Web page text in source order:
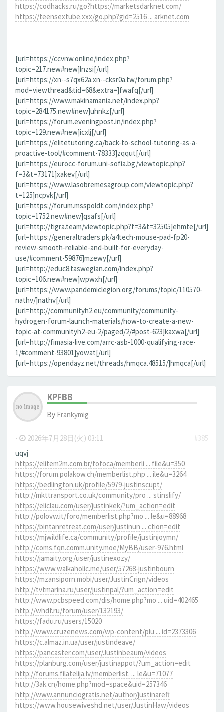
https://codhacks.ru/go?https://marketsdarknet.com/
https://teensextube.xxx/go.php?gid=2516 ... arknet.com
[url=https://ccvnw.online/index.php?
topic=217.new#new]lnzsi[/url]
[url=https://xn--s7qx62a.xn--cksr0a.tw/forum.php?
mod=viewthread&tid=68&extra=]fwafq[/url]
[url=https://www.makinamania.net/index.php?
topic=284175.new#new]uhnkz[/url]
[url=https://forum.eveningpost.in/index.php?
topic=129.new#new]icxlj[/url]
[url=https://elitetutoring.ca/back-to-school-tutoring-as-a-
proactive-tool/#comment-78333]zqqut[/url]
[url=https://eurocc-forum.uni-sofia.bg/viewtopic.php?
f=3&t=73171]xakev[/url]
[url=https://www.lasobremesagroup.com/viewtopic.php?
t=125]ncpvk[/url]
[url=https://forum.msspoldt.com/index.php?
topic=1752.new#new]qsafs[/url]
[url=http://tigra.team/viewtopic.php?f=3&t=32505]ehmte[/url]
[url=https://generaltraders.pk/a4tech-mouse-pad-fp20-
review-smooth-reliable-and-built-for-everyday-
use/#comment-59876]mzewy[/url]
[url=http://educ8.taswegian.com/index.php?
topic=106.new#new]wpwxh[/url]
[url=https://www.pandemiclegion.org/forums/topic/110570-
nathv/]nathv[/url]
[url=http://communityh2.eu/community/community-
hydrogen-forum-launch-materials/how-to-create-a-new-
topic-at-communityh2-eu-2/paged/2/#post-623]kaxwa[/url]
[url=http://fimasia-live.com/arrc-asb-1000-qualifying-race-
1/#comment-93801]yowat[/url]
[url=https://opendayz.net/threads/hmqca.48515/]hmqca[/url]
KPFBB
By Frankymig
- 2026年7月28日(火) 03:11
#385
uqvj
https://elitem2m.com.br/fofoca/memberli ... file&u=350
https://forum.polakow.ch/memberlist.php ... ile&u=3264
https://bedlington.uk/profile/5979-justinscupt/
http://mkttransport.co.uk/community/pro ... stinslify/
https://eliclau.com/user/justinkek/?um_action=edit
http://polovw.it/foro/memberlist.php?mo ... le&u=88968
https://bintanretreat.com/user/justinun ... ction=edit
https://mjwildlife.ca/community/profile/justinjoymn/
http://coms.fqn.comm.unity.moe/MyBB/user-976.html
https://jamaity.org/user/justinexozy/
https://www.walkaholic.me/user/57268-justinbourn
https://mzansiporn.mobi/user/JustinCrign/videos
http://tvtmarina.ru/user/justinpal/?um_action=edit
http://www.pcbspeed.com/dis/home.php?mo ... uid=402465
http://whdf.ru/forum/user/132193/
https://fadu.ru/users/15020
http://www.cruzenews.com/wp-content/plu ... id=2373306
https://c.almaz.in.ua/user/justindeave/
https://pancaster.com/user/Justinbeaum/videos
https://planburg.com/user/justinappot/?um_action=edit
http://forums.filatelija.lv/memberlist. ... le&u=71077
http://3ak.cn/home.php?mod=space&uid=257346
http://www.annunciogratis.net/author/justinareft
https://www.housewiveshd.net/user/JustinHaw/videos